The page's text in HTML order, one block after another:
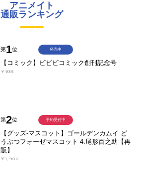
アニメイト
通販ランキング
第1位
【コミック】ビビビコミック創刊記念号
￥935
発売中
第2位
【グッズ-マスコット】ゴールデンカムイ ど
うぶつフォーゼマスコット 4.尾形百之助【再
販】
￥1,980
予約受付中